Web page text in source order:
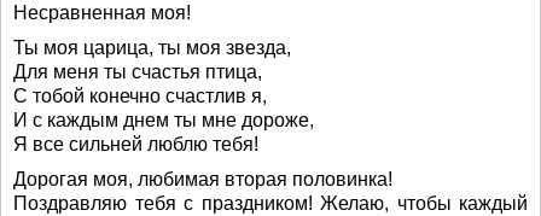
Несравненная моя!
Ты моя царица, ты моя звезда,
Для меня ты счастья птица,
С тобой конечно счастлив я,
И с каждым днем ты мне дороже,
Я все сильней люблю тебя!
Дорогая моя, любимая вторая половинка!
Поздравляю тебя с праздником! Желаю, чтобы каждый